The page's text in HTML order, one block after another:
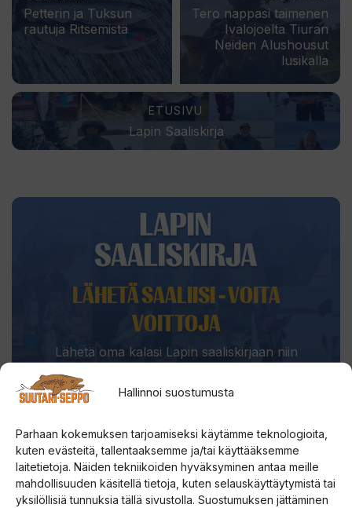
Hallinnoi suostumusta
Parhaan kokemuksen tarjoamiseksi käytämme teknologioita,
kuten evästeitä, tallentaaksemme ja/tai käyttääksemme
laitetietoja. Näiden tekniikoiden hyväksyminen antaa meille
mahdollisuuden käsitellä tietoja, kuten selauskäyttäytymistä tai
yksilöllisiä tunnuksia tällä sivustolla. Suostumuksen jättäminen
Petterin ja Tuksun
rautuja Ritsemistä
ETUSIVU
Lapin Saaliskirja
Tero nappasi taimenen
Ivalojoelta Tiuran
Neiden Alushousut
lusikalla
LÄHETÄ SAALIISI - VOITA
VOITTOJA
Lähetä oma kalasi Lapin saaliskirjaan niin
ansaitset kunniaa ja osallistut
Saaliskisaan
, jossa tarjolla meheviä palkintoja.
Lue lisää ja lähetä saalis